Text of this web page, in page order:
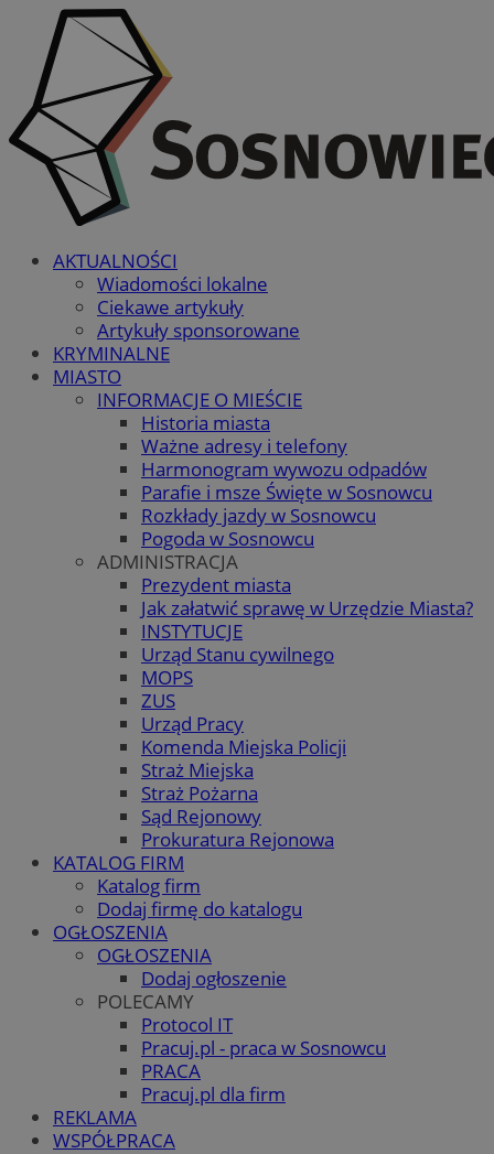
AKTUALNOŚCI
Wiadomości lokalne
Ciekawe artykuły
Artykuły sponsorowane
KRYMINALNE
MIASTO
INFORMACJE O MIEŚCIE
Historia miasta
Ważne adresy i telefony
Harmonogram wywozu odpadów
Parafie i msze Święte w Sosnowcu
Rozkłady jazdy w Sosnowcu
Pogoda w Sosnowcu
ADMINISTRACJA
Prezydent miasta
Jak załatwić sprawę w Urzędzie Miasta?
INSTYTUCJE
Urząd Stanu cywilnego
MOPS
ZUS
Urząd Pracy
Komenda Miejska Policji
Straż Miejska
Straż Pożarna
Sąd Rejonowy
Prokuratura Rejonowa
KATALOG FIRM
Katalog firm
Dodaj firmę do katalogu
OGŁOSZENIA
OGŁOSZENIA
Dodaj ogłoszenie
POLECAMY
Protocol IT
Pracuj.pl - praca w Sosnowcu
PRACA
Pracuj.pl dla firm
REKLAMA
WSPÓŁPRACA